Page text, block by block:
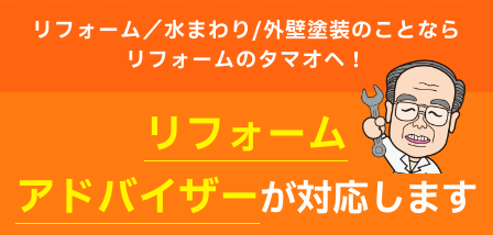
リフォーム／水まわり/外壁塗装のことなら
リフォームのタマオへ！
リフォーム
アドバイザーが対応します